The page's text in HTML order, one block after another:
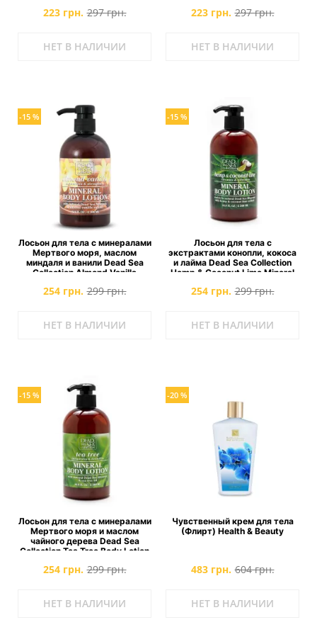
223 грн. 297 грн.
НЕТ В НАЛИЧИИ
223 грн. 297 грн.
НЕТ В НАЛИЧИИ
-15 %
Лосьон для тела с минералами
Мертвого моря, маслом
миндаля и ванили Dead Sea
Collection Almond Vanilla
254 грн. 299 грн.
НЕТ В НАЛИЧИИ
-15 %
Лосьон для тела с
экстрактами конопли, кокоса
и лайма Dead Sea Collection
Hemp & Coconut Lime Mineral
254 грн. 299 грн.
НЕТ В НАЛИЧИИ
-15 %
Лосьон для тела с минералами
Мертвого моря и маслом
чайного дерева Dead Sea
Collection Tea Tree Body Lotion
254 грн. 299 грн.
НЕТ В НАЛИЧИИ
-20 %
Чувственный крем для тела
(Флирт) Health & Beauty
483 грн. 604 грн.
НЕТ В НАЛИЧИИ